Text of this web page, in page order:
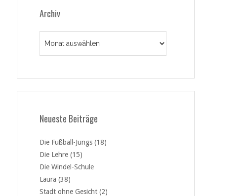
Archiv
Neueste Beiträge
Die Fußball-Jungs (18)
Die Lehre (15)
Die Windel-Schule
Laura (38)
Stadt ohne Gesicht (2)